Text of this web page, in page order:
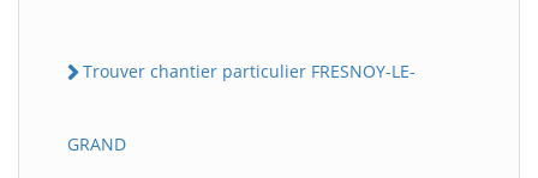
Trouver chantier particulier FRESNOY-LE-
GRAND